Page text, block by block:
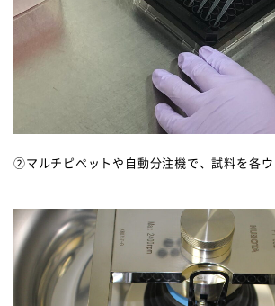
②マルチピペットや自動分注機で、試料を各ウ